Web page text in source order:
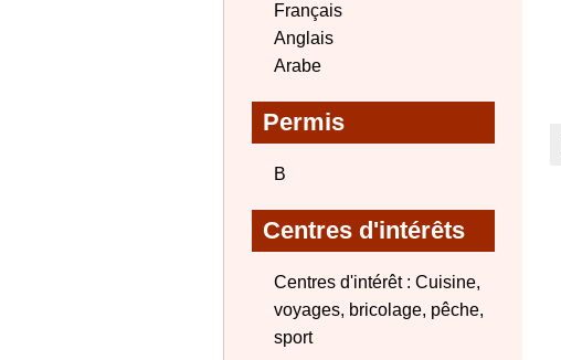
Français
Anglais
Arabe
Permis
B
Centres d'intérêts
Centres d'intérêt : Cuisine,
voyages, bricolage, pêche,
sport